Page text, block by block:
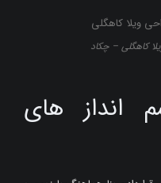
کاهگلی – چکاد
انداز های